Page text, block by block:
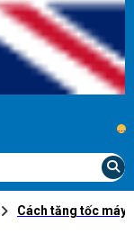
...
Cách tăng tốc máy